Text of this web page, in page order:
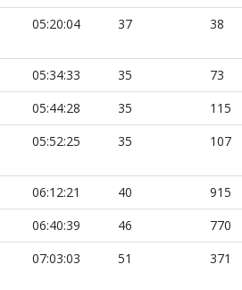
05:20:04 37 38
05:34:33 35
73
05:44:28 35
115
05:52:25 35 107
06:12:21 40
915
06:40:39 46
770
07:03:03 51 371